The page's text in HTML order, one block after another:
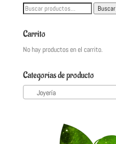
Buscar
Buscar
Carrito
No hay productos en el carrito.
Categorías de producto
Joyería